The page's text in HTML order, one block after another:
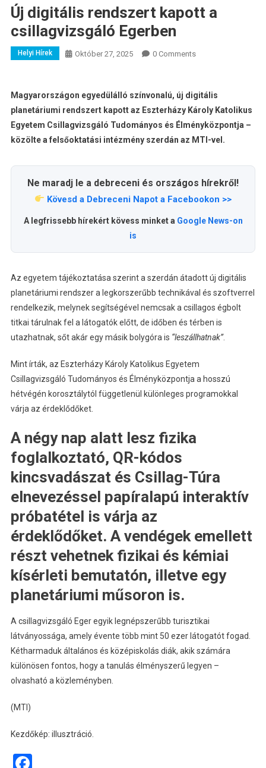
Új digitális rendszert kapott a
csillagvizsgáló Egerben
Helyi Hírek Október 27, 2025 0 Comments
Magyarországon egyedülálló színvonalú, új digitális
planetáriumi rendszert kapott az Eszterházy Károly Katolikus
Egyetem Csillagvizsgáló Tudományos és Élményközpontja –
közölte a felsőoktatási intézmény szerdán az MTI-vel.
Ne maradj le a debreceni és országos hírekről!
Kövesd a Debreceni Napot a Facebookon >>
A legfrissebb hírekért kövess minket a Google News-on
is
Az egyetem tájékoztatása szerint a szerdán átadott új digitális
planetáriumi rendszer a legkorszerűbb technikával és szoftverrel
rendelkezik, melynek segítségével nemcsak a csillagos égbolt
titkai tárulnak fel a látogatók előtt, de időben és térben is
utazhatnak, sőt akár egy másik bolygóra is “leszállhatnak”.
Mint írták, az Eszterházy Károly Katolikus Egyetem
Csillagvizsgáló Tudományos és Élményközpontja a hosszú
hétvégén korosztálytól függetlenül különleges programokkal
várja az érdeklődőket.
A négy nap alatt lesz fizika
foglalkoztató, QR-kódos
kincsvadászat és Csillag-Túra
elnevezéssel papíralapú interaktív
próbatétel is várja az
érdeklődőket. A vendégek emellett
részt vehetnek fizikai és kémiai
kísérleti bemutatón, illetve egy
planetáriumi műsoron is.
A csillagvizsgáló Eger egyik legnépszerűbb turisztikai
látványossága, amely évente több mint 50 ezer látogatót fogad.
Kétharmaduk általános és középiskolás diák, akik számára
különösen fontos, hogy a tanulás élményszerű legyen –
olvasható a közleményben.
(MTI)
Kezdőkép: illusztráció.
Facebook